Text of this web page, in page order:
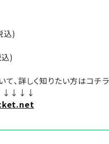
込)
)
、詳しく知りたい方はコチラ